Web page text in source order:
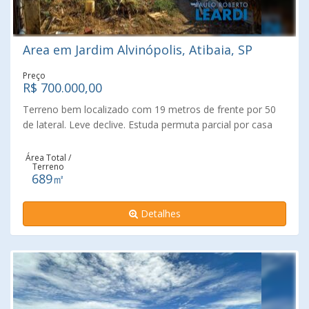
Area em Jardim Alvinópolis, Atibaia, SP
Preço
R$ 700.000,00
Terreno bem localizado com 19 metros de frente por 50
de lateral. Leve declive. Estuda permuta parcial por casa
residencial, próximo à comércios com supermercados,
farmácias, padarias, escolas, posto de saúde, creche,
transporte público e apenas a 10 minutos do centro da
cidade. Fácil acesso à Rodovia Fernão Dias. Área de
terreno:689,00 m² Documentação ok
Área Total /
Terreno
689㎡
Detalhes